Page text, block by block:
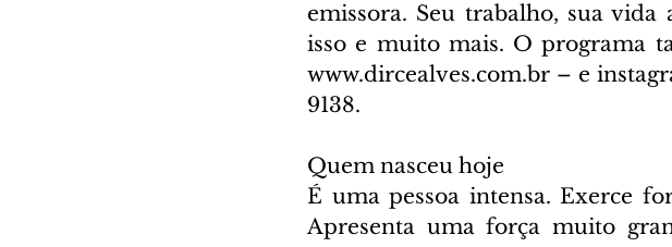
emissora. Seu trabalho, sua
isso e muito mais. O programa
www.dircealves.com.br – e
9138.
Quem nasceu hoje
É uma pessoa intensa. Exerce
Apresenta uma força muito